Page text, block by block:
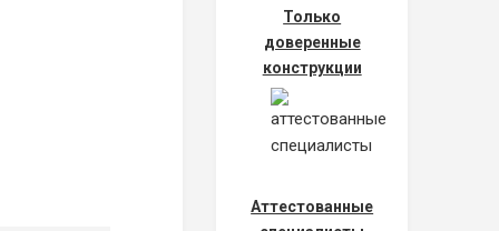
Только
доверенные
конструкции
Аттестованные